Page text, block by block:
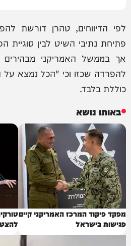
לפי הדיווחים, טהרן דורשת
פתיחת נתיבי השיט לבין סוגיית
אך בממשל האמריקני מבהירים
להפרדה שכזו וכי "הכל נמצא
כוללת בלבד.
באותו נושא
מפקד פיקוד המרכז האמריקני קיים
פגישות בישראל